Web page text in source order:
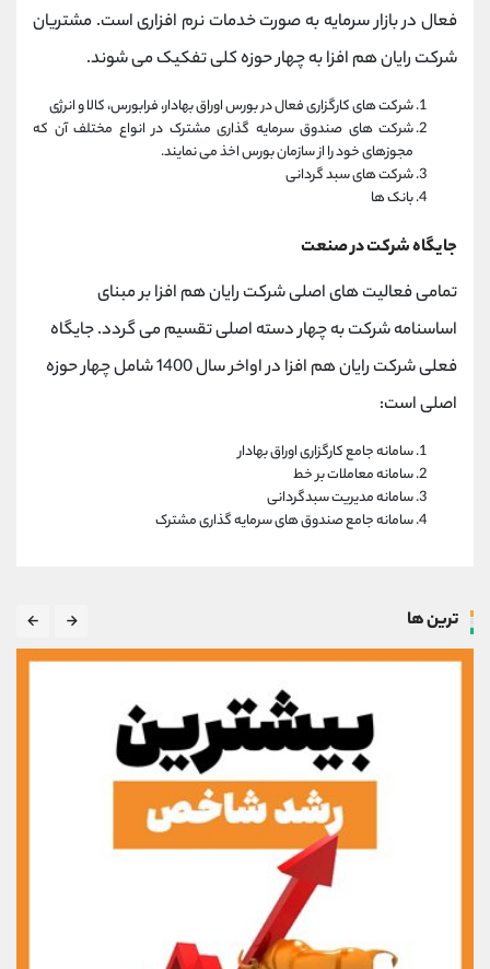
فعال در بازار سرمایه به صورت خدمات نرم افزاری است. مشتریان
شرکت رایان هم افزا به چهار حوزه کلی تفکیک می شوند.
شرکت های کارگزاری فعال در بورس اوراق بهادار، فرابورس، کالا و انرژی
شرکت های صندوق سرمایه گذاری مشترک در انواع مختلف آن که
مجوزهای خود را از سازمان بورس اخذ می نمایند.
شرکت های سبد گردانی
بانک ها
جایگاه شرکت در صنعت
تمامی فعالیت های اصلی شرکت رایان هم افزا بر مبنای
اساسنامه شرکت به چهار دسته اصلی تقسیم می گردد. جایگاه
فعلی شرکت رایان هم افزا در اواخر سال 1400 شامل چهار حوزه
اصلی است:
سامانه جامع کارگزاری اوراق بهادار
سامانه معاملات بر خط
سامانه مدیریت سبدگردانی
سامانه جامع صندوق های سرمایه گذاری مشترک
ترین ها